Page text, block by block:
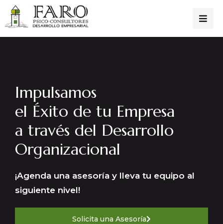
Impulsamos
el Éxito de tu Empresa
a través del Desarrollo
Organizacional
¡Agenda una asesoría y lleva tu equipo al
siguiente nivel!
Solicita una Asesoría